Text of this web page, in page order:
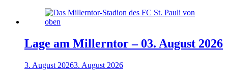
Lage am Millerntor – 03. August 2026
3. August 20263. August 2026